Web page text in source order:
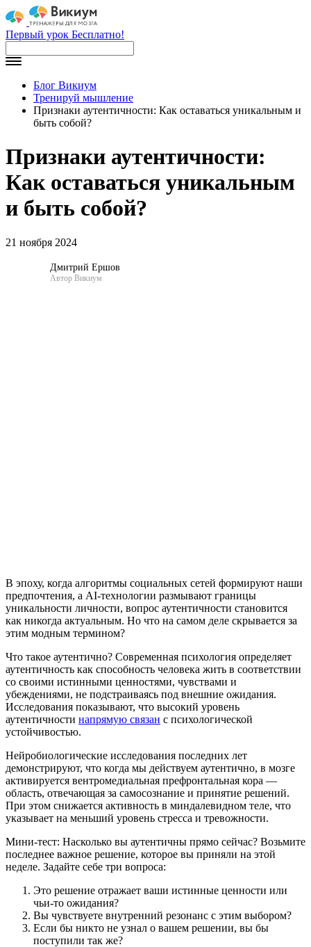
Первый урок Бесплатно!
Блог Викиум
Тренируй мышление
Признаки аутентичности: Как оставаться уникальным и
быть собой?
Признаки аутентичности:
Как оставаться уникальным
и быть собой?
21 ноября 2024
Дмитрий Ершов
Автор Викиум
В эпоху, когда алгоритмы социальных сетей формируют наши
предпочтения, а AI-технологии размывают границы
уникальности личности, вопрос аутентичности становится
как никогда актуальным. Но что на самом деле скрывается за
этим модным термином?
Что такое аутентично? Современная психология определяет
аутентичность как способность человека жить в соответствии
со своими истинными ценностями, чувствами и
убеждениями, не подстраиваясь под внешние ожидания.
Исследования показывают, что высокий уровень
аутентичности напрямую связан с психологической
устойчивостью.
Нейробиологические исследования последних лет
демонстрируют, что когда мы действуем аутентично, в мозге
активируется вентромедиальная префронтальная кора —
область, отвечающая за самосознание и принятие решений.
При этом снижается активность в миндалевидном теле, что
указывает на меньший уровень стресса и тревожности.
Мини-тест: Насколько вы аутентичны прямо сейчас? Возьмите
последнее важное решение, которое вы приняли на этой
неделе. Задайте себе три вопроса:
Это решение отражает ваши истинные ценности или
чьи-то ожидания?
Вы чувствуете внутренний резонанс с этим выбором?
Если бы никто не узнал о вашем решении, вы бы
поступили так же?